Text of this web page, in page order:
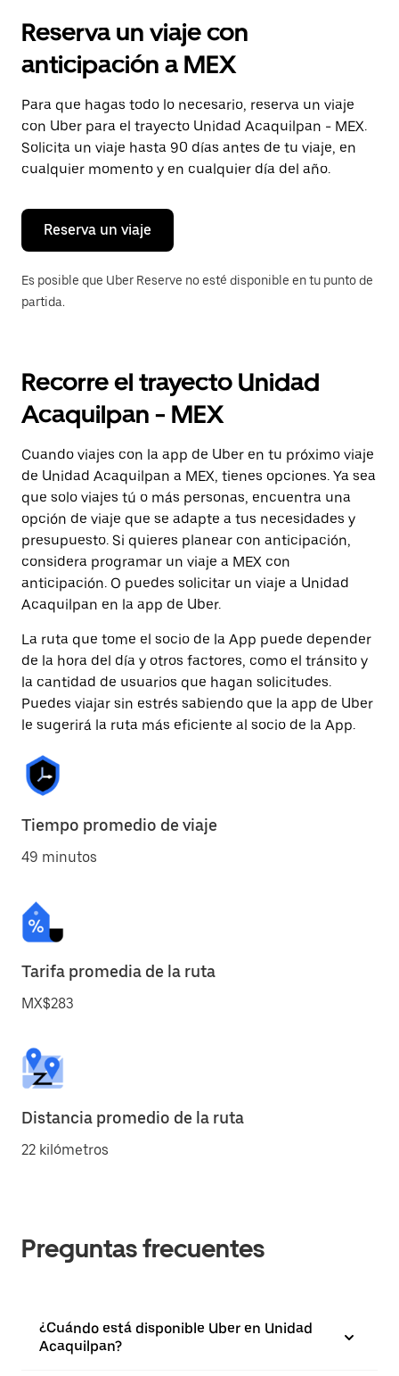
el
y
selecciona
una
fecha.
Presiona
la
tecla Esc
para
el
calendario.
Reserva un viaje con
anticipación a MEX
Para que hagas todo lo necesario, reserva un viaje
con Uber para el trayecto Unidad Acaquilpan - MEX.
Solicita un viaje hasta 90 días antes de tu viaje, en
cualquier momento y en cualquier día del año.
Reserva un viaje
Es posible que Uber Reserve no esté disponible en tu punto de
partida.
Recorre el trayecto Unidad
Acaquilpan - MEX
Cuando viajes con la app de Uber en tu próximo viaje
de Unidad Acaquilpan a MEX, tienes opciones. Ya sea
que solo viajes tú o más personas, encuentra una
opción de viaje que se adapte a tus necesidades y
presupuesto. Si quieres planear con anticipación,
considera programar un viaje a MEX con
anticipación. O puedes solicitar un viaje a Unidad
Acaquilpan en la app de Uber.
La ruta que tome el socio de la App puede depender
de la hora del día y otros factores, como el tránsito y
la cantidad de usuarios que hagan solicitudes.
Puedes viajar sin estrés sabiendo que la app de Uber
le sugerirá la ruta más eficiente al socio de la App.
Tiempo promedio de viaje
49 minutos
Tarifa promedia de la ruta
MX$283
Distancia promedio de la ruta
22 kilómetros
Preguntas frecuentes
¿Cuándo está disponible Uber en Unidad
Acaquilpan?